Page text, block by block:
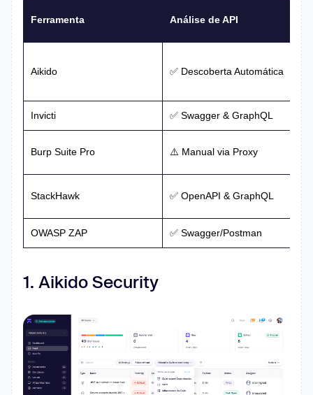
Ferramenta Análise de API
Aikido ✅ Descoberta Automática
Invicti ✅ Swagger & GraphQL
Burp Suite Pro ⚠️ Manual via Proxy
StackHawk ✅ OpenAPI & GraphQL
OWASP ZAP ✅ Swagger/Postman
1. Aikido Security